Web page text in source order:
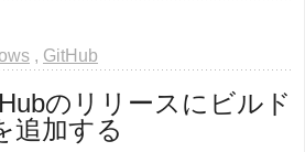
, GitHub
のリリースにビルド
追加する